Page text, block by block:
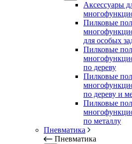
Аксессуары
Пилковые
для особых
Пилковые
по дереву
Пилковые
по дереву и
Пилковые
по металлу
Пневматика
Пневматика